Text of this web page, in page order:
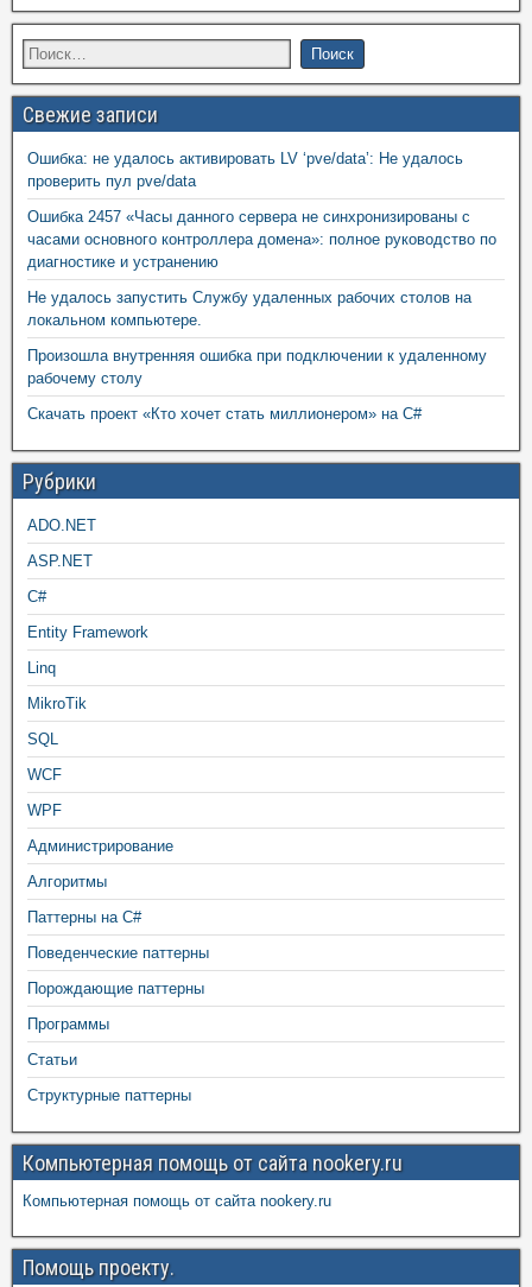
Свежие записи
Ошибка: не удалось активировать LV ‘pve/data’: Не удалось
проверить пул pve/data
Ошибка 2457 «Часы данного сервера не синхронизированы с
часами основного контроллера домена»: полное руководство по
диагностике и устранению
Не удалось запустить Службу удаленных рабочих столов на
локальном компьютере.
Произошла внутренняя ошибка при подключении к удаленному
рабочему столу
Скачать проект «Кто хочет стать миллионером» на C#
Рубрики
ADO.NET
ASP.NET
C#
Entity Framework
Linq
MikroTik
SQL
WCF
WPF
Администрирование
Алгоритмы
Паттерны на C#
Поведенческие паттерны
Порождающие паттерны
Программы
Статьи
Структурные паттерны
Компьютерная помощь от сайта nookery.ru
Компьютерная помощь от сайта nookery.ru
Помощь проекту.